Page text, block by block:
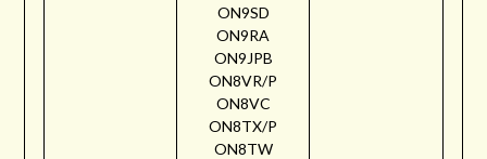
ON9SD
ON9RA
ON9JPB
ON8VR/P
ON8VC
ON8TX/P
ON8TW